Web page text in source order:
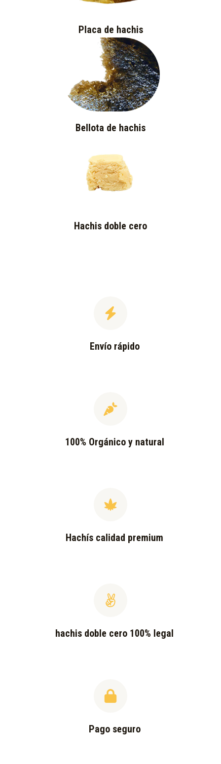
Placa de hachis
Bellota de hachis
Hachis doble cero
Envío rápido
100% Orgánico y natural
Hachís calidad premium
hachis doble cero 100% legal
Pago seguro